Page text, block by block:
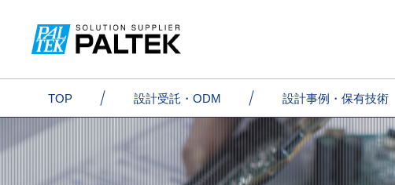
TOP 設計受託・ODM 設計事例・保有技術
TOP 設計受託・ODM 設計事例・保有技術